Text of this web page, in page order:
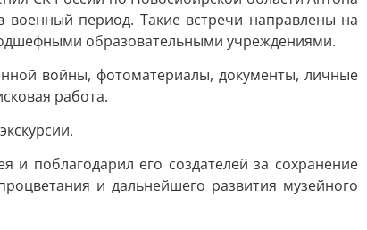
военный период. Такие встречи направлены на
образовательными учреждениями.
войны, фотоматериалы, документы, личные
работа.
и поблагодарил его создателей за сохранение
и дальнейшего развития музейного